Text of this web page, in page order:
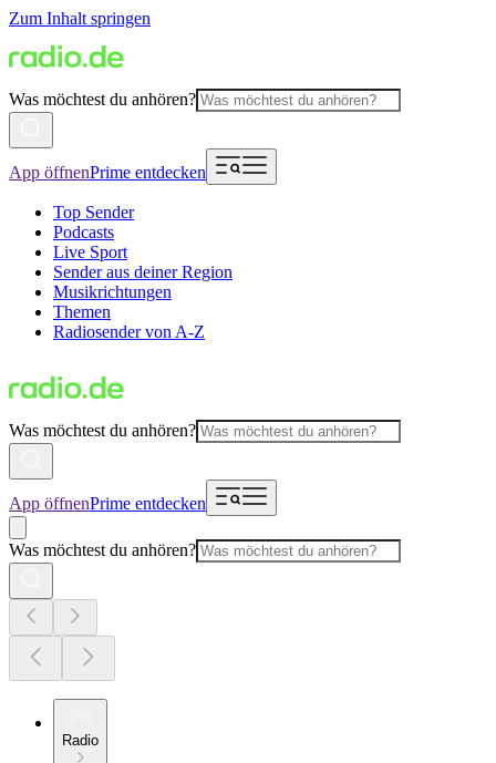
Zum Inhalt springen
Was möchtest du anhören?
App öffnenPrime entdecken
Top Sender
Podcasts
Live Sport
Sender aus deiner Region
Musikrichtungen
Themen
Radiosender von A-Z
Was möchtest du anhören?
App öffnenPrime entdecken
Was möchtest du anhören?
Radio